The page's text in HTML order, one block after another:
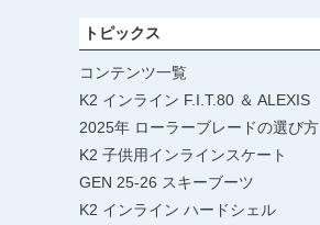
トピックス
コンテンツ一覧
K2 インライン F.I.T.80 ＆ ALEXIS
2025年 ローラーブレードの選び方
K2 子供用インラインスケート
GEN 25-26 スキーブーツ
K2 インライン ハードシェル